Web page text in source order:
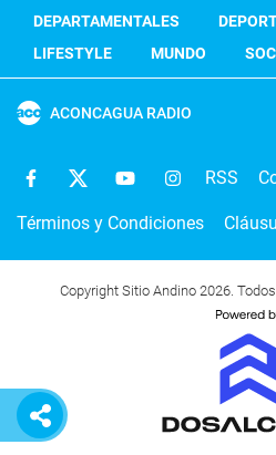
DEPARTAMENTALES
LIFESTYLE
MUNDO
ACONCAGUA RADIO
RSS
Términos y Condiciones
Copyright Sitio Andino 2026.